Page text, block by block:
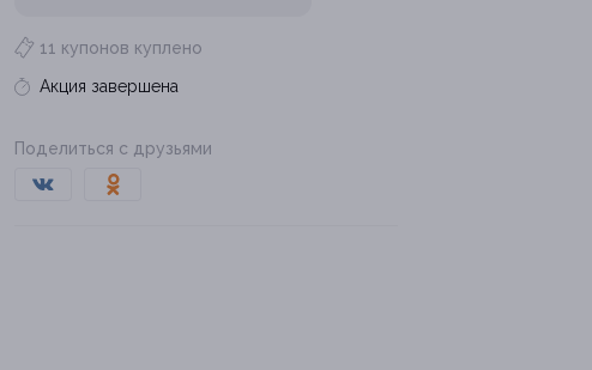
11 купонов куплено
Акция завершена
Поделиться с друзьями